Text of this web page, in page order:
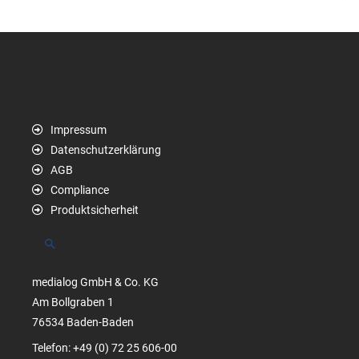
Impressum
Datenschutzerklärung
AGB
Compliance
Produktsicherheit
Suchen
medialog GmbH & Co. KG
Am Bollgraben 1
76534 Baden-Baden
Telefon: +49 (0) 72 25 606-00